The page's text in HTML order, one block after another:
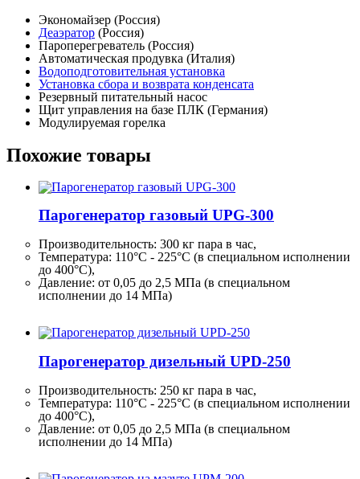
Экономайзер (Россия)
Деаэратор (Россия)
Пароперегреватель (Россия)
Автоматическая продувка (Италия)
Водоподготовительная установка
Установка сбора и возврата конденсата
Резервный питательный насос
Щит управления на базе ПЛК (Германия)
Модулируемая горелка
Похожие товары
Парогенератор газовый UPG-300
Производительность: 300 кг пара в час,
Температура: 110°C - 225°C (в специальном исполнении
до 400°C),
Давление: от 0,05 до 2,5 МПа (в специальном
исполнении до 14 МПа)
Парогенератор дизельный UPD-250
Производительность: 250 кг пара в час,
Температура: 110°C - 225°C (в специальном исполнении
до 400°C),
Давление: от 0,05 до 2,5 МПа (в специальном
исполнении до 14 МПа)